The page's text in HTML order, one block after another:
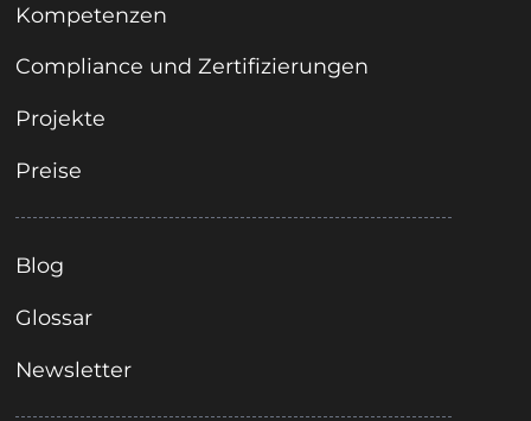
Kompetenzen
Compliance und Zertifizierungen
Projekte
Preise
Blog
Glossar
Newsletter